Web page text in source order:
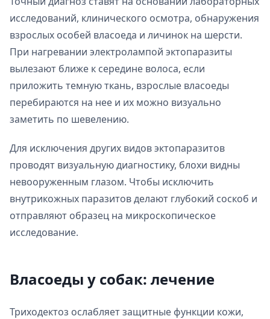
исследований, клинического осмотра, обнаружения
взрослых особей власоеда и личинок на шерсти.
При нагревании электролампой эктопаразиты
вылезают ближе к середине волоса, если
приложить темную ткань, взрослые власоеды
перебираются на нее и их можно визуально
заметить по шевелению.
Для исключения других видов эктопаразитов
проводят визуальную диагностику, блохи видны
невооруженным глазом. Чтобы исключить
внутрикожных паразитов делают глубокий соскоб и
отправляют образец на микроскопическое
исследование.
Власоеды у собак: лечение
Триходектоз ослабляет защитные функции кожи,